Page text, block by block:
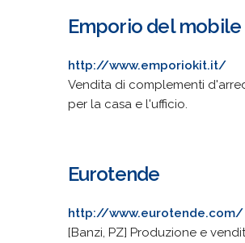
Emporio del mobile
http://www.emporiokit.it/
Vendita di complementi
per la casa e l'ufficio.
Eurotende
http://www.eurotende.com/
[Banzi, PZ] Produzione e